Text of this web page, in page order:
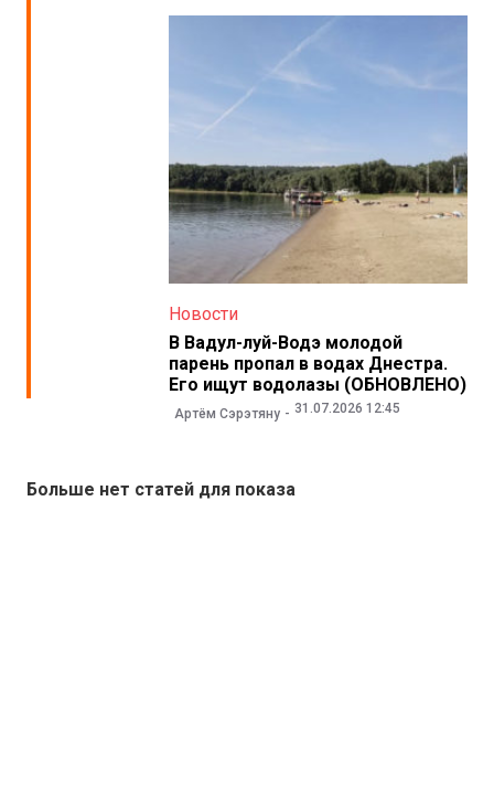
Новости
В Вадул-луй-Водэ молодой
парень пропал в водах Днестра.
Его ищут водолазы (ОБНОВЛЕНО)
Артём Сэрэтяну 31.07.2026 12:45
Больше нет статей для показа